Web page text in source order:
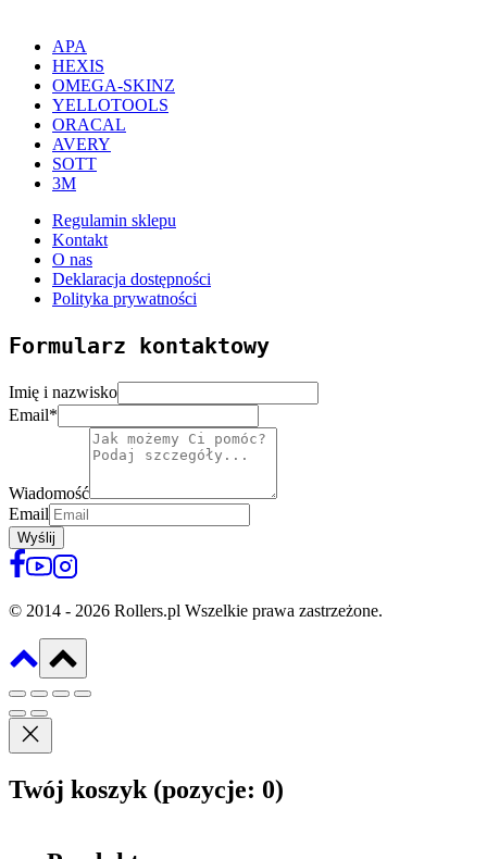
APA
HEXIS
OMEGA-SKINZ
YELLOTOOLS
ORACAL
AVERY
SOTT
3M
Regulamin sklepu
Kontakt
O nas
Deklaracja dostępności
Polityka prywatności
Formularz kontaktowy
Imię i nazwisko
Email*
Wiadomość
Email
Wyślij
© 2014 - 2026 Rollers.pl Wszelkie prawa zastrzeżone.
Twój koszyk (pozycje: 0)